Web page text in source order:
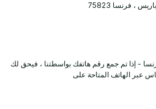
- إذا تم جمع رقم هاتفك بواسطتنا ، فيحق لك
عبر الهاتف المتاحة على